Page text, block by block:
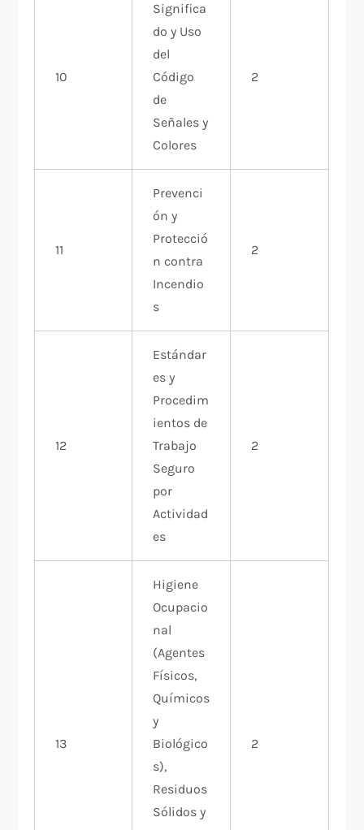
10
Significa
do y Uso
del
Código
de
Señales y
Colores
2
11
Prevenci
ón y
Protecció
n contra
Incendio
s
2
12
Estándar
es y
Procedim
ientos de
Trabajo
Seguro
por
Actividad
es
2
13
Higiene
Ocupacio
nal
(Agentes
Físicos,
Químicos
y
Biológico
s),
Residuos
Sólidos y
2